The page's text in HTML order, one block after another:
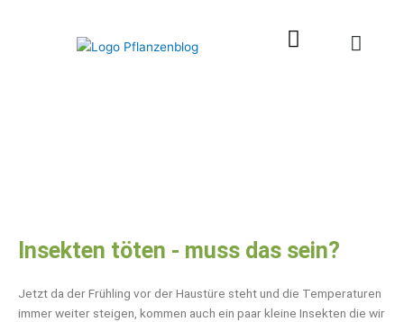
Insekten töten - muss das sein?
Jetzt da der Frühling vor der Haustüre steht und die Temperaturen
immer weiter steigen, kommen auch ein paar kleine Insekten die wir